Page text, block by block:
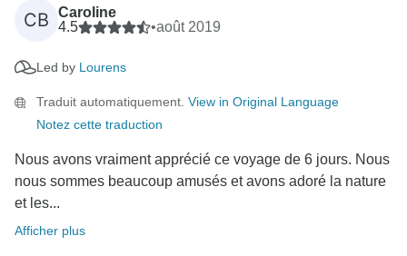
CB
Caroline
4.5
•août 2019
Led by Lourens
Traduit automatiquement. View in Original Language
Notez cette traduction
Nous avons vraiment apprécié ce voyage de 6 jours. Nous
nous sommes beaucoup amusés et avons adoré la nature
et les...
Afficher plus